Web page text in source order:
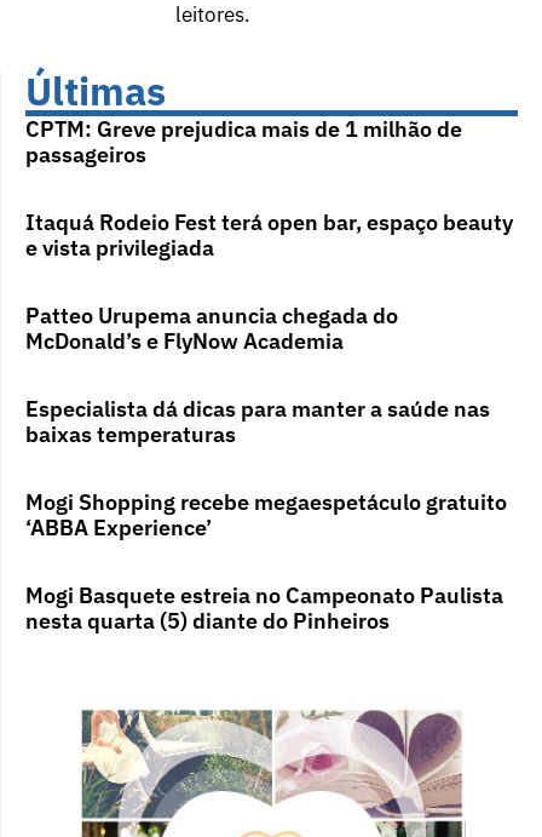
leitores.
Últimas
CPTM: Greve prejudica mais de 1 milhão de
passageiros
Itaquá Rodeio Fest terá open bar, espaço beauty
e vista privilegiada
Patteo Urupema anuncia chegada do
McDonald’s e FlyNow Academia
Especialista dá dicas para manter a saúde nas
baixas temperaturas
Mogi Shopping recebe megaespetáculo gratuito
‘ABBA Experience’
Mogi Basquete estreia no Campeonato Paulista
nesta quarta (5) diante do Pinheiros